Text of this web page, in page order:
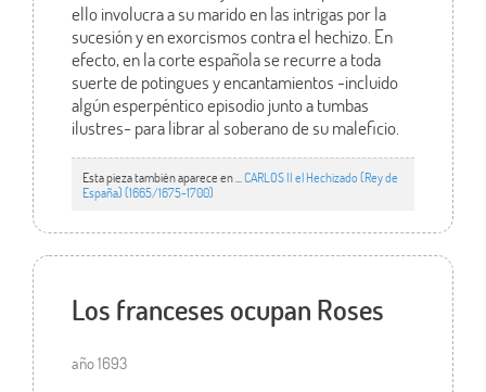
ello involucra a su marido en las intrigas por la
sucesión y en exorcismos contra el hechizo. En
efecto, en la corte española se recurre a toda
suerte de potingues y encantamientos -incluido
algún esperpéntico episodio junto a tumbas
ilustres- para librar al soberano de su maleficio.
Esta pieza también aparece en ... CARLOS II el Hechizado (Rey de
España) (1665/1675-1700)
Los franceses ocupan Roses
año 1693